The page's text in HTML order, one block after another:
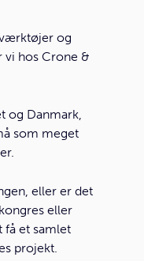
og
hos Crone &
og Danmark,
som meget
eller er det
eller
et samlet
projekt.